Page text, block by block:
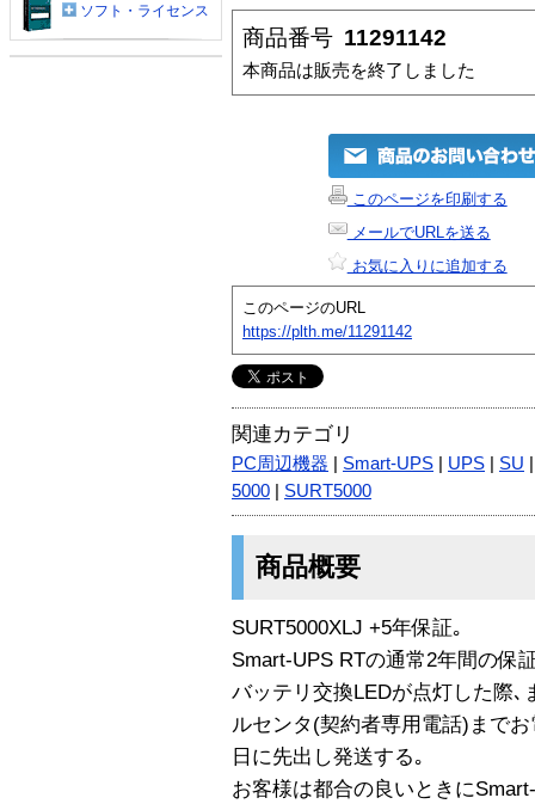
商品番号 11291142
本商品は販売を終了しました
このページを印刷する
メールでURLを送る
お気に入りに追加する
このページのURL
https://plth.me/11291142
関連カテゴリ
PC周辺機器 Smart-UPS UPS SU
5000
SURT5000
商品概要
SURT5000XLJ +5年保証｡
Smart-UPS RTの通常2年間の保
バッテリ交換LEDが点灯した際､
ルセンタ(契約者専用電話)まで
日に先出し発送する｡
お客様は都合の良いときに
ソフト・ライセンス